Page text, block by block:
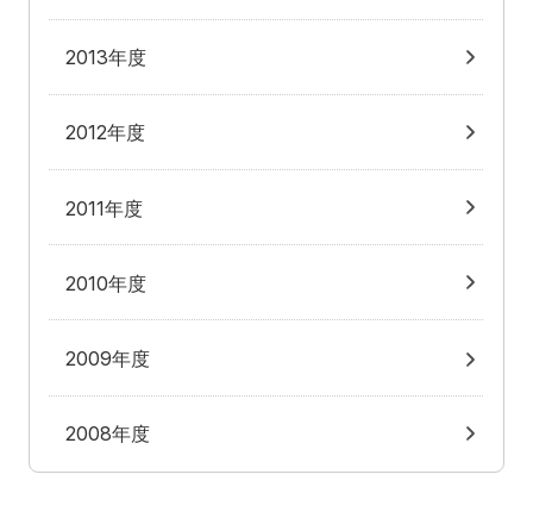
2013年度
2012年度
2011年度
2010年度
2009年度
2008年度